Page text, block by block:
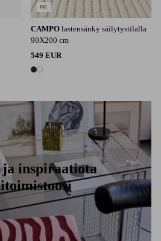
CAMPO lastensänky säilytystilalla
90X200 cm
549 EUR
2 värejä
inspiraatiota